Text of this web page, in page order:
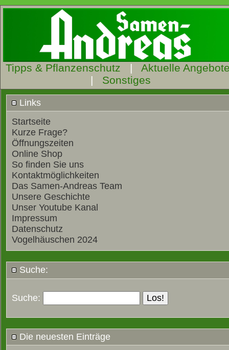
Tipps & Pflanzenschutz | Aktuelle
| Sonstiges
Links
Startseite
Kurze Frage?
Öffnungszeiten
Online Shop
So finden Sie uns
Kontaktmöglichkeiten
Das Samen-Andreas Team
Unsere Geschichte
Unser Youtube Kanal
Impressum
Datenschutz
Vogelhäuschen 2024
Suche:
Suche:
Die neuesten Einträge